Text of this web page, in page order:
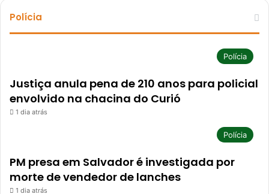
Polícia
Polícia
Justiça anula pena de 210 anos para policial
envolvido na chacina do Curió
1 dia atrás
Polícia
PM presa em Salvador é investigada por
morte de vendedor de lanches
1 dia atrás